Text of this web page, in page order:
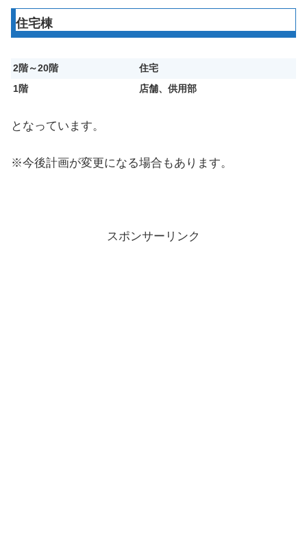
住宅棟
2階～20階
住宅
1階
店舗、供用部
となっています。
※今後計画が変更になる場合もあります。
スポンサーリンク